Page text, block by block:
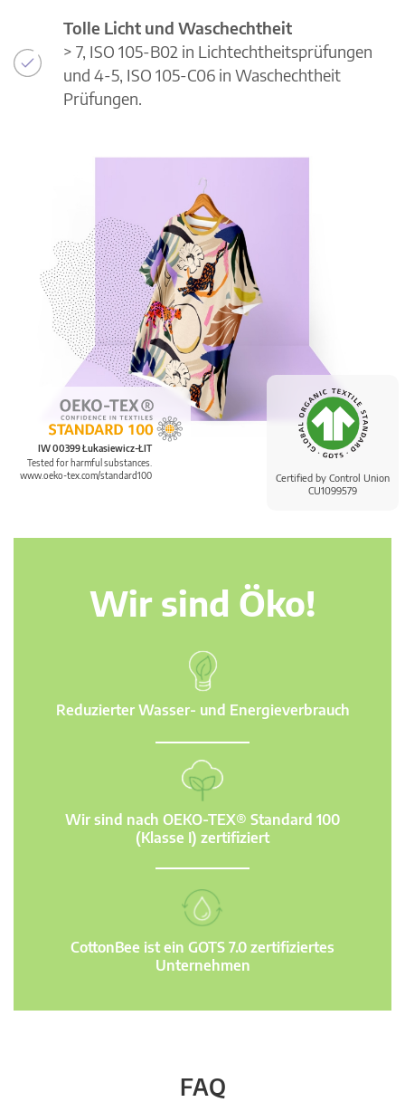
Certified by Control Union
CU1099579
IW 00399 Łukasiewicz-ŁIT
Tested for harmful substances.
www.oeko-tex.com/standard100
Tolle Licht und Waschechtheit
> 7, ISO 105-B02 in Lichtechtheitsprüfungen
und 4-5, ISO 105-C06 in Waschechtheit
Prüfungen.
Wir sind Öko!
Reduzierter Wasser- und Energieverbrauch
Wir sind nach OEKO-TEX® Standard 100
(Klasse I) zertifiziert
CottonBee ist ein GOTS 7.0 zertifiziertes
Unternehmen
FAQ